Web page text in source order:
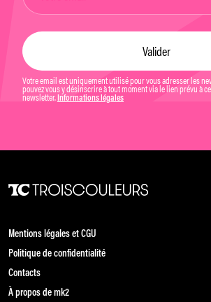
Votre email est uniquement utilisé pour vous adresser les
pouvez vous y désinscrire à tout moment via le lien prévu à
newsletter. Informations légales
Mentions légales et CGU
Politique de confidentialité
Contacts
À propos de mk2